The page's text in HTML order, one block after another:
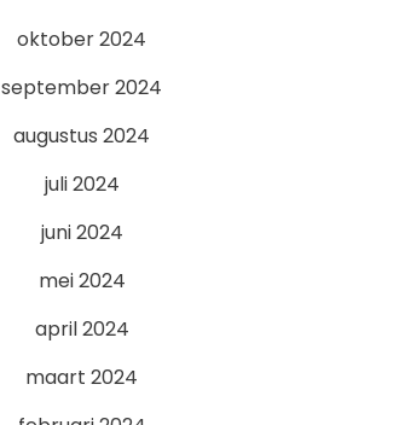
oktober 2024
september 2024
augustus 2024
juli 2024
juni 2024
mei 2024
april 2024
maart 2024